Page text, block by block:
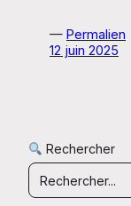
— Permalien
12 juin 2025
Rechercher